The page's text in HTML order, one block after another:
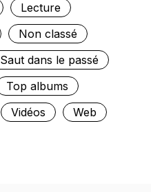
Lecture
Non classé
Saut dans le passé
Top albums
Vidéos Web